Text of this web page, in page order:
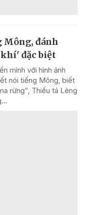
Mông, đánh
đặc biệt
mình với hình ảnh
nói tiếng Mông, biết
rừng”, Thiếu tá Lèng